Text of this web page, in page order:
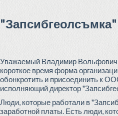
"Запсибгеолсъмка"
Уважаемый Владимир
короткое время форма
обонкротить и присоединить
исполняющий директор
Люди, которые работали в
заработной платы. Есть люди,